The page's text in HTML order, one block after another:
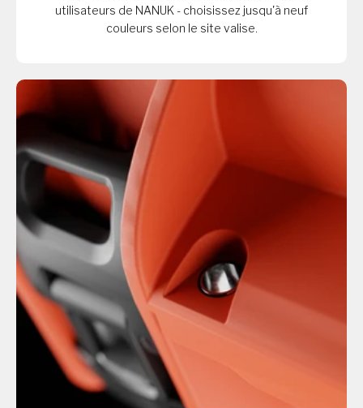
utilisateurs de NANUK - choisissez jusqu'à neuf
couleurs selon le site valise.